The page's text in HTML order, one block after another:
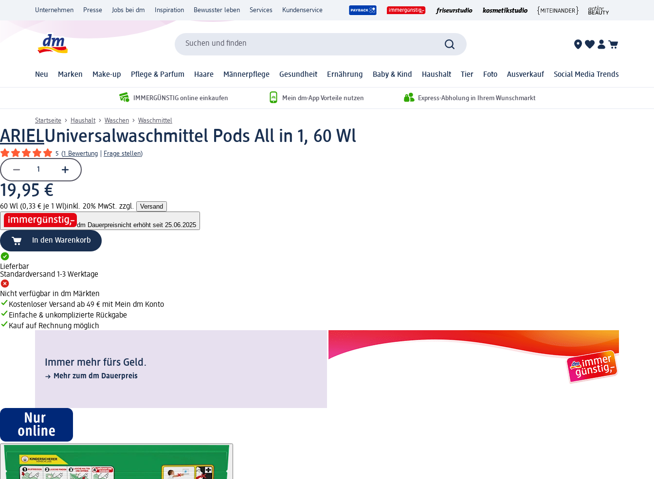
Unternehmen Presse Jobs bei dm Inspiration Bewusster leben Services Kundenservice
Suchen und finden
Neu Marken Make-up Pflege & Parfum Haare Männerpflege Gesundheit Ernährung Baby & Kind Haushalt Tier Foto Ausverkauf Social Media Trends
IMMERGÜNSTIG online einkaufen Mein dm-App Vorteile nutzen Express-Abholung in Ihrem Wunschmarkt
Startseite Haushalt Waschen Waschmittel
ARIELUniversalwaschmittel Pods All in 1, 60 Wl
5 (1 Bewertung Frage stellen)
19,95 €
60 Wl (0,33 € je 1 Wl)inkl. 20% MwSt. zzgl. Versand
dm Dauerpreisnicht erhöht seit 25.06.2025
In den Warenkorb
Lieferbar
Standardversand 1-3 Werktage
Nicht verfügbar in dm Märkten
Kostenloser Versand ab 49 € mit Mein dm Konto
Einfache & unkomplizierte Rückgabe
Kauf auf Rechnung möglich
Immer mehr fürs Geld.
Mehr zum dm Dauerpreis